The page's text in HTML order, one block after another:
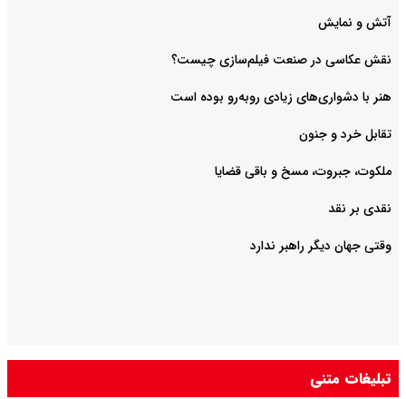
آتش و نمایش
هنر با دشواری‌های زیادی روبه‌رو بوده است
تقابل خرد و جنون
ملکوت، جبروت، مسخ و باقی قضایا
نقدی بر نقد
وقتی جهان دیگر راهبر ندارد
تبلیغات متنی